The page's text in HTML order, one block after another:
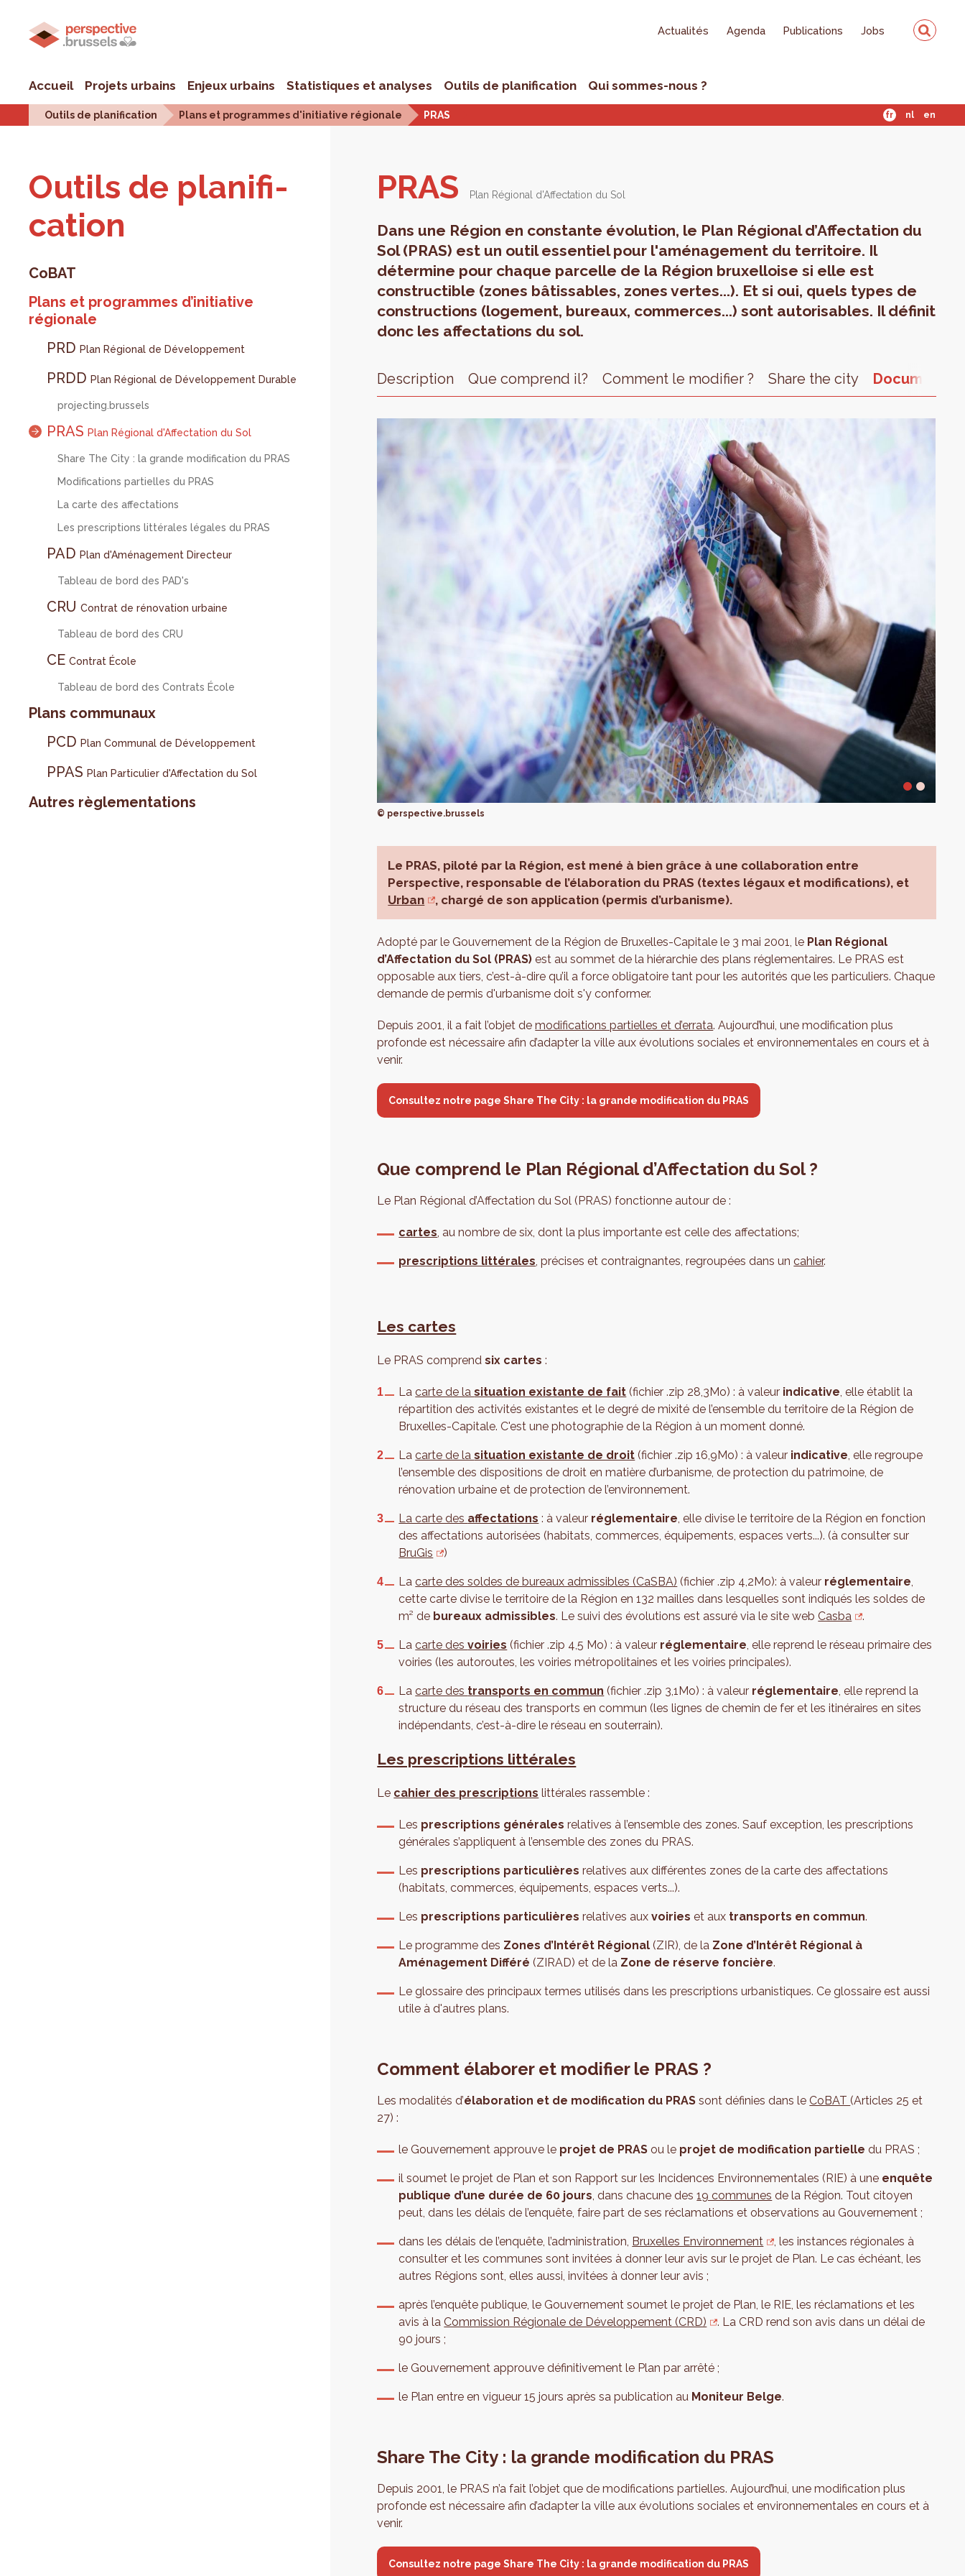
Actualités Agenda Publications Jobs
Accueil Projets urbains Enjeux urbains Statistiques et analyses Outils de planification Qui sommes-nous ?
Outils de planification Plans et programmes d'initiative régionale PRAS fr nl en
Outils de pla­ni­fi­
ca­tion
CoBAT
Plans et programmes d’initiative
régionale
PRD Plan Régional de Développement
PRDD Plan Régional de Développement Durable
projecting.brussels
PRAS Plan Régional d'Affectation du Sol
Share The City : la grande modification du PRAS
Modifications partielles du PRAS
La carte des affectations
Les prescriptions littérales légales du PRAS
PAD Plan d'Aménagement Directeur
Tableau de bord des PAD's
CRU Contrat de rénovation urbaine
Tableau de bord des CRU
CE Contrat École
Tableau de bord des Contrats École
Plans communaux
PCD Plan Communal de Développement
PPAS Plan Particulier d'Affectation du Sol
Autres règlementations
PRAS Plan Régional d'Affectation du Sol
Dans une Région en constante évolution, le Plan Régional d’Affectation du
Sol (PRAS) est un outil essentiel pour l'aménagement du territoire. Il
détermine pour chaque parcelle de la Région bruxelloise si elle est
constructible (zones bâtissables, zones vertes...). Et si oui, quels types de
constructions (logement, bureaux, commerces...) sont autorisables. Il définit
donc les affectations du sol.
Description Que comprend il? Comment le modifier ? Share the city Documents
© perspective.brussels
Le PRAS, piloté par la Région, est mené à bien grâce à une collaboration entre
Perspective, responsable de l’élaboration du PRAS (textes légaux et modifications), et
Urban
, chargé de son application (permis d’urbanisme).
Adopté par le Gouvernement de la Région de Bruxelles-Capitale le 3 mai 2001, le Plan Régional
d’Affectation du Sol (PRAS) est au sommet de la hiérarchie des plans réglementaires. Le PRAS est
opposable aux tiers, c’est-à-dire qu’il a force obligatoire tant pour les autorités que les particuliers. Chaque
demande de permis d'urbanisme doit s'y conformer.
Depuis 2001, il a fait l’objet demodifications partielles et d’errata. Aujourd’hui, une modification plus
profonde est nécessaire afin d’adapter la ville aux évolutions sociales et environnementales en cours et à
venir.
Consultez notre page Share The City : la grande modification du PRAS
Que comprend le Plan Régional d’Affectation du Sol ?
Le Plan Régional d’Affectation du Sol (PRAS) fonctionne autour de :
cartes, au nombre de six, dont la plus importante est celle des affectations;
prescriptions littérales, précises et contraignantes, regroupées dans uncahier.
Les cartes
Le PRAS comprendsix cartes :
Lacarte de lasituation existante de fait (fichier .zip 28,3Mo) : à valeur indicative, elle établit la
répartition des activités existantes et le degré de mixité de l’ensemble du territoire de la Région de
Bruxelles-Capitale. C'est une photographie de la Région à un moment donné.
Lacarte de lasituation existante de droit (fichier .zip 16,9Mo) : à valeur indicative, elle regroupe
l’ensemble des dispositions de droit en matière d’urbanisme, de protection du patrimoine, de
rénovation urbaine et de protection de l’environnement.
La carte des affectations : à valeur réglementaire, elle divise le territoire de la Région en fonction
des affectations autorisées (habitats, commerces, équipements, espaces verts...). (à consulter sur
BruGis
)
Lacarte des soldes de bureaux admissibles (CaSBA) (fichier .zip 4,2Mo): à valeur réglementaire,
cette carte divise le territoire de la Région en 132 mailles dans lesquelles sont indiqués les soldes de
m² de bureaux admissibles. Le suivi des évolutions est assuré via le site webCasba .
Lacarte desvoiries (fichier .zip 4,5 Mo) : à valeur réglementaire, elle reprend le réseau primaire des
voiries (les autoroutes, les voiries métropolitaines et les voiries principales).
Lacarte des transports en commun (fichier .zip 3,1Mo) : à valeur réglementaire, elle reprend la
structure du réseau des transports en commun (les lignes de chemin de fer et les itinéraires en sites
indépendants, c’est-à-dire le réseau en souterrain).
Les prescriptions littérales
Le cahier des prescriptions littérales rassemble :
Les prescriptions générales relatives à l’ensemble des zones. Sauf exception, les prescriptions
générales s’appliquent à l’ensemble des zones du PRAS.
Les prescriptions particulières relatives aux différentes zones de la carte des affectations
(habitats, commerces, équipements, espaces verts...).
Les prescriptions particulières relatives auxvoirieset aux transports en commun.
Le programme des Zones d’Intérêt Régional (ZIR), de la Zone d’Intérêt Régional à
Aménagement Différé (ZIRAD) et de la Zone de réserve foncière.
Le glossaire des principaux termes utilisés dans les prescriptions urbanistiques. Ce glossaire est aussi
utile à d'autres plans.
Comment élaborer et modifier le PRAS ?
Les modalités d’élaboration et de modification du PRAS sont définies dans leCoBAT(Articles 25 et
27) :
le Gouvernement approuve le projet de PRAS ou le projet de modification partielle du PRAS ;
il soumet le projet de Plan et son Rapport sur les Incidences Environnementales (RIE) à une enquête
publique d’une durée de 60 jours, dans chacune des19 communes de la Région. Tout citoyen
peut, dans les délais de l’enquête, faire part de ses réclamations et observations au Gouvernement ;
dans les délais de l’enquête, l’administration, Bruxelles Environnement
, les instances régionales à
consulter et les communes sont invitées à donner leur avis sur le projet de Plan. Le cas échéant, les
autres Régions sont, elles aussi, invitées à donner leur avis ;
après l’enquête publique, le Gouvernement soumet le projet de Plan, le RIE, les réclamations et les
avis à laCommission Régionale de Développement (CRD)
. La CRD rend son avis dans un délai de
90 jours ;
le Gouvernement approuve définitivement le Plan par arrêté ;
le Plan entre en vigueur 15 jours après sa publication au Moniteur Belge.
Share The City : la grande modification du PRAS
Depuis 2001, le PRAS n’a fait l’objet que de modifications partielles. Aujourd’hui, une modification plus
profonde est nécessaire afin d’adapter la ville aux évolutions sociales et environnementales en cours et à
venir.
Consultez notre page Share The City : la grande modification du PRAS